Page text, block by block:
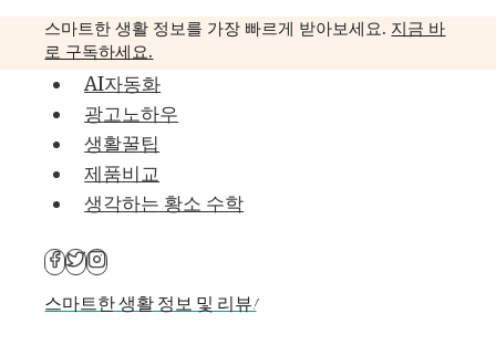
스마트한 생활 정보를 가장 빠르게 받아보세요. 지금 바
로 구독하세요.
AI자동화
광고노하우
생활꿀팁
제품비교
생각하는 황소 수학
스마트한 생활 정보 및 리뷰!